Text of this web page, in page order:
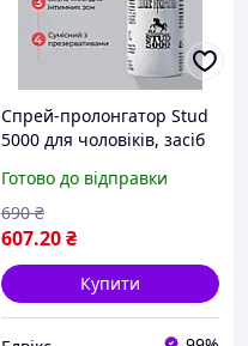
Спрей-пролонгатор Stud
5000 для чоловіків, засіб
з лідокаїном, для
тривалого сексу
Готово до відправки
607.20₴
690 ₴
Купити